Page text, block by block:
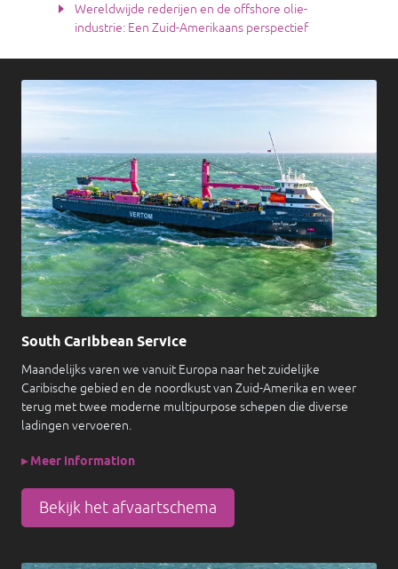
Wereldwijde rederijen en de offshore olie-
industrie: Een Zuid-Amerikaans perspectief
South Caribbean Service
Maandelijks varen we vanuit Europa naar het zuidelijke
Caribische gebied en de noordkust van Zuid-Amerika en weer
terug met twee moderne multipurpose schepen die diverse
ladingen vervoeren.
▸ Meer information
Bekijk het afvaartschema